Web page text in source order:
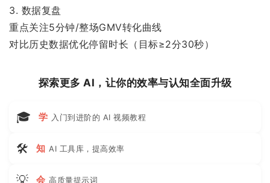
3. 数据复盘
重点关注5分钟/整场GMV转化曲线
对比历史数据优化停留时长（目标≥2分30秒）
探索更多 AI，让你的效率与认知全面升级
🎓 学 入门到进阶的 AI 视频教程
🛠 知 AI 工具库，提高效率
💡 会 高质量提示词